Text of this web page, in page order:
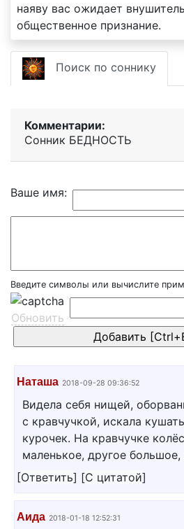
наяву вас ожидает
общественное признание.
Поиск по соннику
Комментарии:
Сонник БЕДНОСТЬ
Ваше имя:
Введите символы или вычислите
Обновить
Наташа 2018-09-28 09:36:52
Видела себя нищей,
с кравчучкой, искала
курочек. На кравчучке
маленькое, другое
[Ответить] [С цитатой]
Аида 2018-01-18 12:52:31